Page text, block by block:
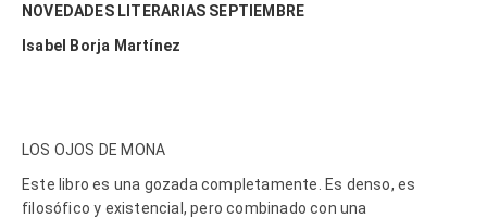
NOVEDADES LITERARIAS SEPTIEMBRE
Isabel Borja Martínez
LOS OJOS DE MONA
Este libro es una gozada completamente. Es denso, es
filosófico y existencial, pero combinado con una